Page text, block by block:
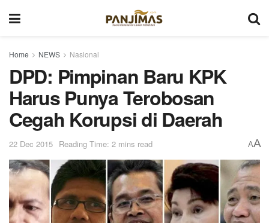
Home NEWS Nasional
DPD: Pimpinan Baru KPK
Harus Punya Terobosan
Cegah Korupsi di Daerah
22 Dec 2015 Reading Time: 2 mins read AA